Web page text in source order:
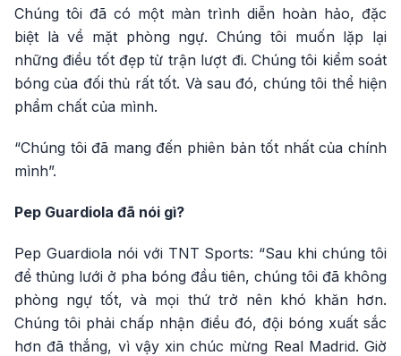
Chúng tôi đã có một màn trình diễn hoàn hảo, đặc
biệt là về mặt phòng ngự. Chúng tôi muốn lặp lại
những điều tốt đẹp từ trận lượt đi. Chúng tôi kiểm soát
bóng của đối thủ rất tốt. Và sau đó, chúng tôi thể hiện
phẩm chất của mình.
“Chúng tôi đã mang đến phiên bản tốt nhất của chính
mình”.
Pep Guardiola đã nói gì?
Pep Guardiola nói với TNT Sports: “Sau khi chúng tôi
để thủng lưới ở pha bóng đầu tiên, chúng tôi đã không
phòng ngự tốt, và mọi thứ trở nên khó khăn hơn.
Chúng tôi phải chấp nhận điều đó, đội bóng xuất sắc
hơn đã thắng, vì vậy xin chúc mừng Real Madrid. Giờ